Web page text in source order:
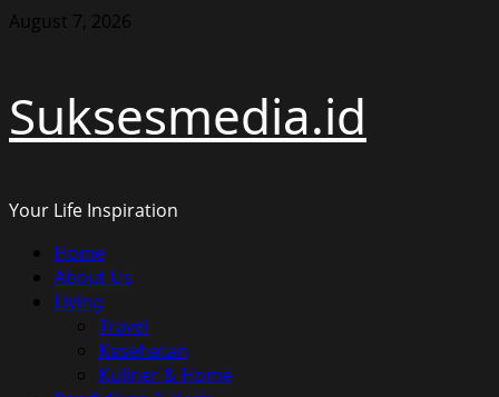
Skip
August 7, 2026
Suksesmedia.id
Your Life Inspiration
Primary
Menu
Home
About Us
Living
Travel
Kesehatan
Kuliner & Home